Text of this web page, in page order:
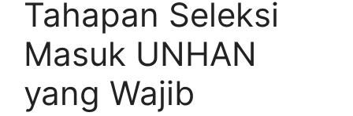
Tahapan Seleksi
Masuk UNHAN
yang Wajib